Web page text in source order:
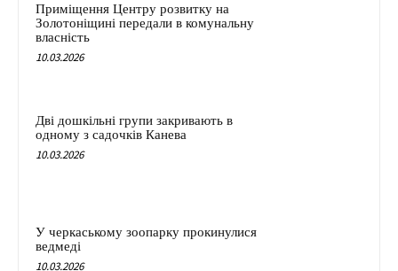
Приміщення Центру розвитку на
Золотоніщині передали в комунальну
власність
10.03.2026
Дві дошкільні групи закривають в
одному з садочків Канева
10.03.2026
У черкаському зоопарку прокинулися
ведмеді
10.03.2026